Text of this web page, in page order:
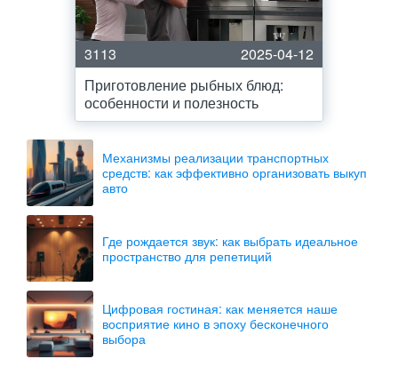
3113
2025-04-12
Приготовление рыбных блюд:
особенности и полезность
Механизмы реализации транспортных
средств: как эффективно организовать выкуп
авто
Где рождается звук: как выбрать идеальное
пространство для репетиций
Цифровая гостиная: как меняется наше
восприятие кино в эпоху бесконечного
выбора